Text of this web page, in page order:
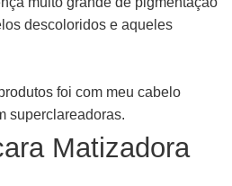
descoloridos e aqueles
foi com meu cabelo
superclareadoras.
Matizadora